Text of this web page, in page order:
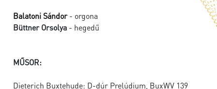
Balatoni Sándor- orgona
Büttner Orsolya - hegedű
MŰSOR:
Dieterich Buxtehude: D-dúr Prelúdium, BuxWV 139